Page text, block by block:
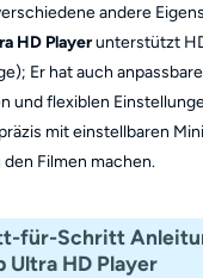
andere
HD Playerunterstützt
Er hat auch
und flexiblen
mit einstellbaren
Filmen machen.
für-Schritt
Ultra HD Player